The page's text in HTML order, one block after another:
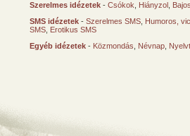
Szerelmes idézetek - Csókok Hiányzol
SMS idézetek - Szerelmes SMS Humoros,
SMS Erotikus SMS
Egyéb idézetek - Közmondás Névnap